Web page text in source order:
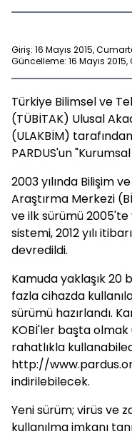
Giriş: 16 Mayıs 2015,
Güncelleme: 16 Mayıs
Türkiye Bilimsel ve
(TÜBİTAK) Ulusal
(ULAKBİM)
PARDUS'un
2003 yılında Bilişim
Araştırma Merkezi
ve ilk sürümü 2005'te
sistemi, 2012 yılı
devredildi.
Kamuda yaklaşık 20
fazla cihazda
sürümü hazırlandı.
KOBİ'ler başta olmak
rahatlıkla
http://
indirilebilecek.
Yeni sürüm; virüs ve
kullanılma imkanı